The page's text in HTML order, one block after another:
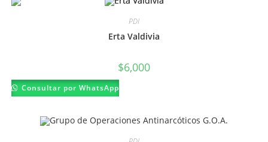
PDI
Erta Valdivia
$6,000
variantes.
Las
Consultar por WhatsApp